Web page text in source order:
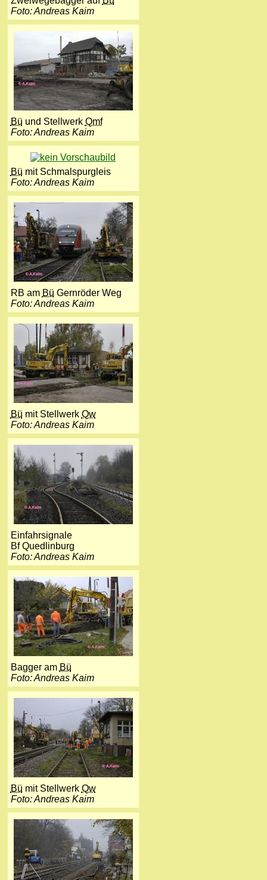
Foto: Andreas Kaim
Bü und Stellwerk Qmf
Foto: Andreas Kaim
Bü mit Schmalspurgleis
Foto: Andreas Kaim
RB am Bü Gernröder Weg
Foto: Andreas Kaim
Bü mit Stellwerk Qw
Foto: Andreas Kaim
Einfahrsignale
Bf Quedlinburg
Foto: Andreas Kaim
Bagger am Bü
Foto: Andreas Kaim
Bü mit Stellwerk Qw
Foto: Andreas Kaim